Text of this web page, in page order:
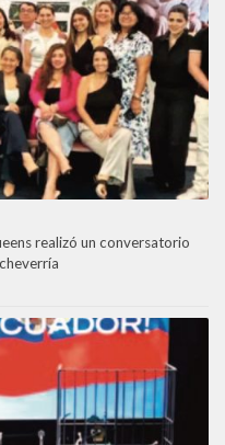
realizó un conversatorio